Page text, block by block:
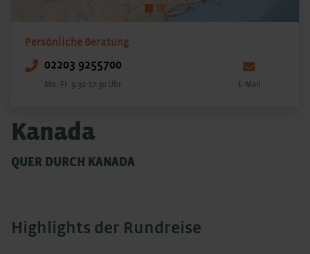
Persönliche Beratung
02203 9255700
Mo.-Fr. 9:30-17:30 Uhr E-Mail
Kanada
QUER DURCH KANADA
Highlights der Rundreise